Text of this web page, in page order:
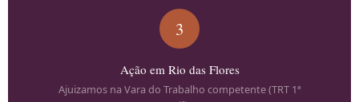
3
Ação em Rio das Flores
Ajuizamos na Vara do Trabalho competente (TRT 1ª